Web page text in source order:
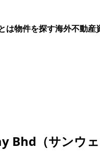
は物件を探す海外不動産
Bhd（サンウェ